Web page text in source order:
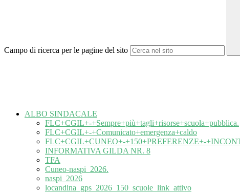
Campo di ricerca per le pagine del sito
ALBO SINDACALE
FLC+CGIL+-+Sempre+più+tagli+risorse+scuola+pubblica.
FLC+CGIL+-+Comunicato+emergenza+caldo
FLC+CGIL+CUNEO+-+150+PREFERENZE+-
INFORMATIVA GILDA NR. 8
TFA
Cuneo-naspi_2026.
naspi_2026
locandina_gps_2026_150_scuole_link_attivo